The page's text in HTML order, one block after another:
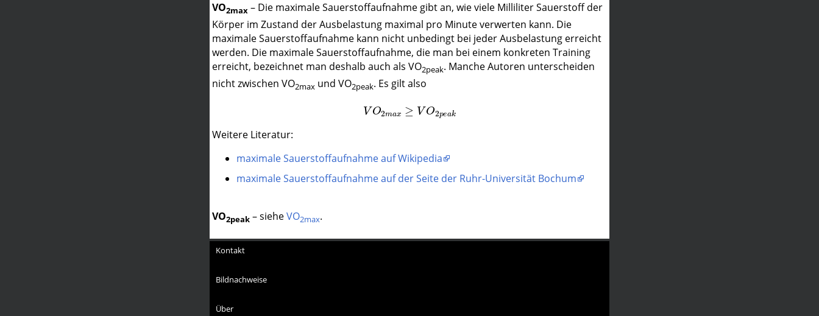
VO2max – Die maximale Sauerstoffaufnahme gibt an, wie viele Milliliter Sauerstoff der
Körper im Zustand der Ausbelastung maximal pro Minute verwerten kann. Die
maximale Sauerstoffaufnahme kann nicht unbedingt bei jeder Ausbelastung erreicht
werden. Die maximale Sauerstoffaufnahme, die man bei einem konkreten Training
erreicht, bezeichnet man deshalb auch als VO2peak. Manche Autoren unterscheiden
nicht zwischen VO2max und VO2peak. Es gilt also
VO2 VO2
Weitere Literatur:
maximale Sauerstoffaufnahme auf Wikipedia
maximale Sauerstoffaufnahme auf der Seite der Ruhr-Universität Bochum
VO2peak – sieheVO2max.
Kontakt
Bildnachweise
Über